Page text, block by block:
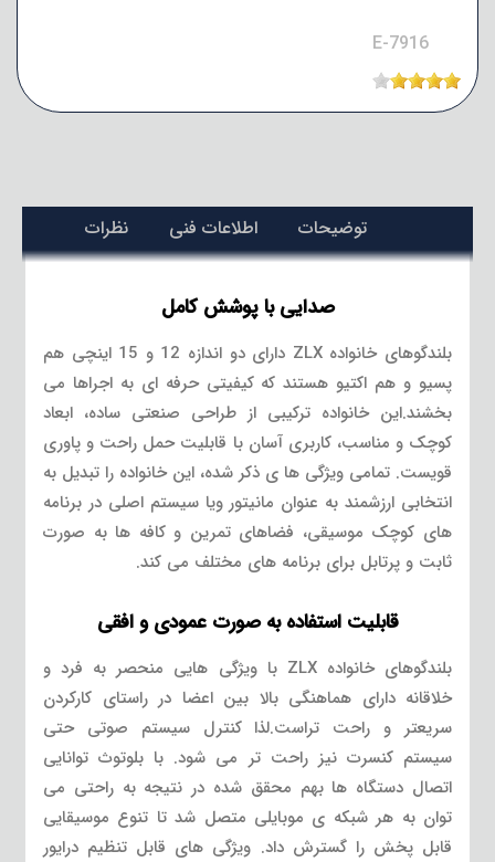
E-7916
توضیحات اطلاعات فنی نظرات
صدایی با پوشش کامل
بلندگوهای خانواده ZLX دارای دو اندازه 12 و 15 اینچی هم
پسیو و هم اکتیو هستند که کیفیتی حرفه ای به اجراها می
بخشند.این خانواده ترکیبی از طراحی صنعتی ساده، ابعاد
کوچک و مناسب، کاربری آسان با قابلیت حمل راحت و پاوری
قویست. تمامی ویژگی ها ی ذکر شده، این خانواده را تبدیل به
انتخابی ارزشمند به عنوان مانیتور ویا سیستم اصلی در برنامه
های کوچک موسیقی، فضاهای تمرین و کافه ها به صورت
ثابت و پرتابل برای برنامه های مختلف می کند.
قابلیت استفاده به صورت عمودی و افقی
بلندگوهای خانواده ZLX با ویژگی هایی منحصر به فرد و
خلاقانه دارای هماهنگی بالا بین اعضا در راستای کارکردن
سریعتر و راحت تراست.لذا کنترل سیستم صوتی حتی
سیستم کنسرت نیز راحت تر می شود. با بلوتوث توانایی
اتصال دستگاه ها بهم محقق شده در نتیجه به راحتی می
توان به هر شبکه ی موبایلی متصل شد تا تنوع موسیقایی
قابل پخش را گسترش داد. ویژگی های قابل تنظیم درایور